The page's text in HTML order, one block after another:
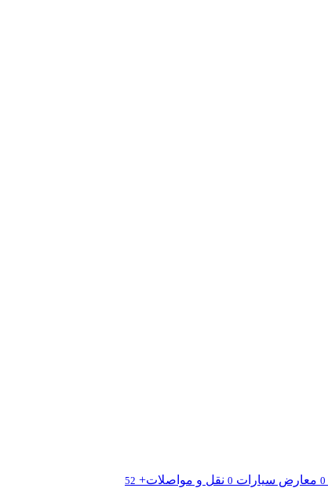
0 معارض سيارات 0 نقل و مواصلات+ 52